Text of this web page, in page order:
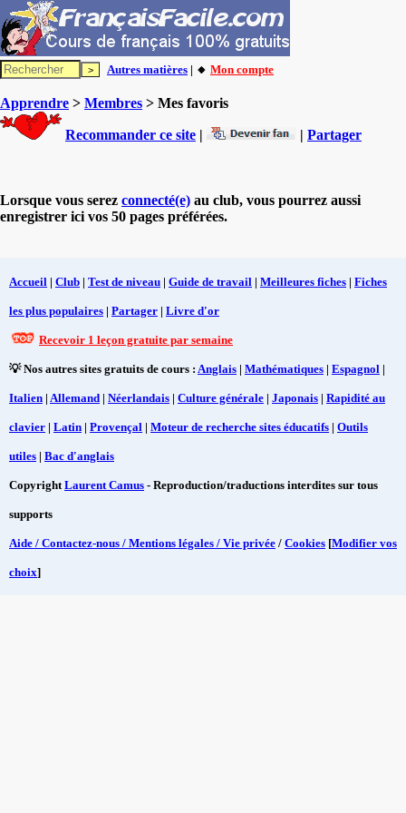
Autres matières | 🔸 Mon compte
Apprendre > Membres > Mes favoris
Recommander ce site | | Partager
Lorsque vous serez connecté(e) au club, vous pourrez aussi
enregistrer ici vos 50 pages préférées.
Accueil | Club | Test de niveau | Guide de travail | Meilleures fiches | Fiches
les plus populaires | Partager | Livre d'or
Recevoir 1 leçon gratuite par semaine
💡 Nos autres sites gratuits de cours : Anglais | Mathématiques | Espagnol |
Italien | Allemand | Néerlandais | Culture générale | Japonais | Rapidité au
clavier | Latin | Provençal | Moteur de recherche sites éducatifs | Outils
utiles | Bac d'anglais
CopyrightLaurent Camus - Reproduction/traductions interdites sur tous
supports
Aide / Contactez-nous / Mentions légales / Vie privée / Cookies [Modifier vos
choix]